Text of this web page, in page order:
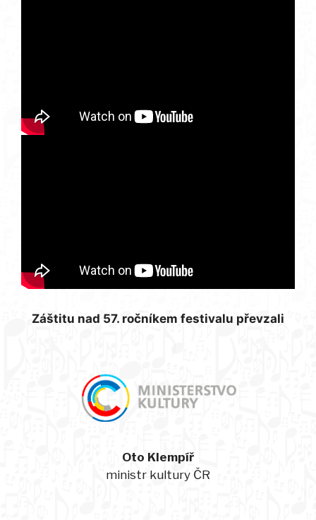
Záštitu nad 57. ročníkem festivalu převzali
Oto Klempíř
ministr kultury ČR